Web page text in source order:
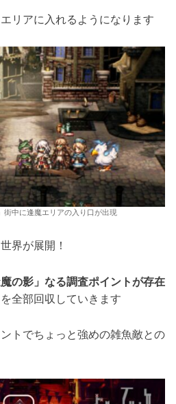
リアに入れるようになります
中に逢魔エリアの入り口が出現
界が展開！
の影」なる調査ポイントが存在
全部回収していきます
トでちょっと強めの雑魚敵との